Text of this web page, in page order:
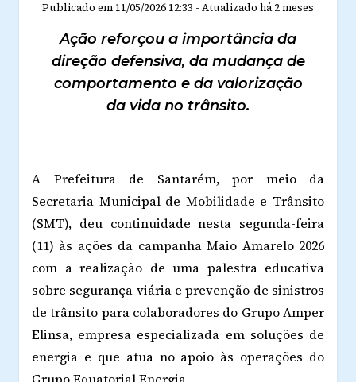
Publicado em 11/05/2026 12:33 - Atualizado há 2 meses
Ação reforçou a importância da
direção defensiva, da mudança de
comportamento e da valorização
da vida no trânsito.
A Prefeitura de Santarém, por meio da
Secretaria Municipal de Mobilidade e Trânsito
(SMT), deu continuidade nesta segunda-feira
(11) às ações da campanha Maio Amarelo 2026
com a realização de uma palestra educativa
sobre segurança viária e prevenção de sinistros
de trânsito para colaboradores do Grupo Amper
Elinsa, empresa especializada em soluções de
energia e que atua no apoio às operações do